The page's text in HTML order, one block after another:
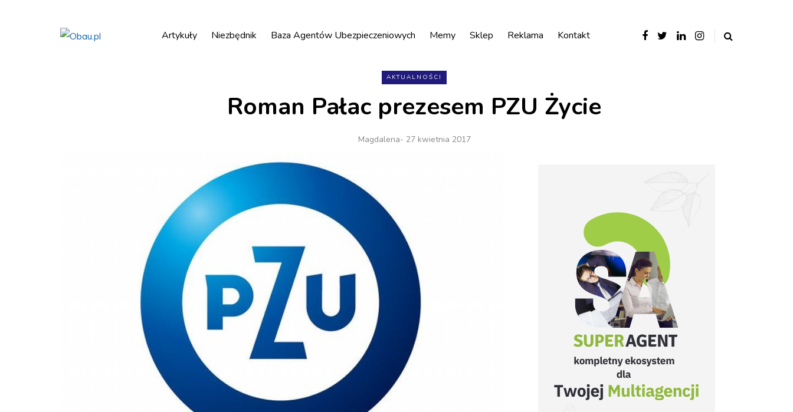
Artykuły Niezbędnik Baza Agentów Ubezpieczeniowych Memy Sklep Reklama Kontakt
AKTUALNOŚCI
Roman Pałac prezesem PZU Życie
Magdalena- 27 kwietnia 2017